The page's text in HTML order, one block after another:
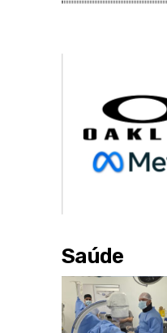
Saúde